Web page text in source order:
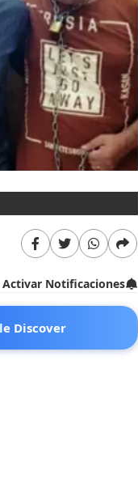
Activar Notificaciones
Discover